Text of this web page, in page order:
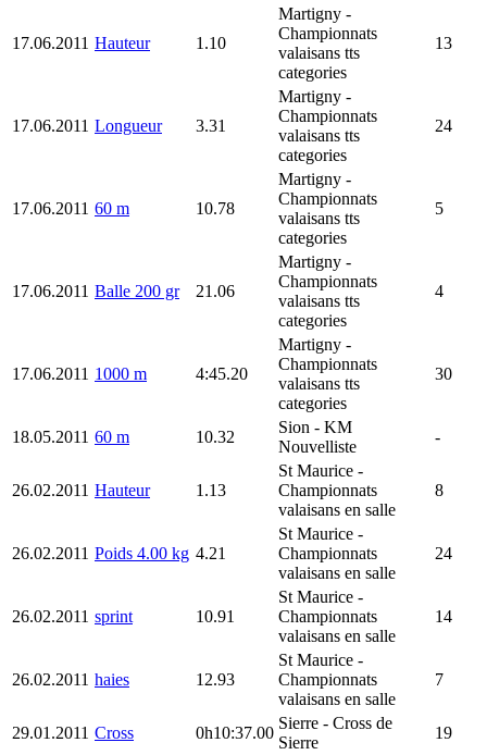
17.06.2011 Hauteur 1.10
Martigny -
Championnats
valaisans tts
categories
13
17.06.2011 Longueur 3.31
Martigny -
Championnats
valaisans tts
categories
24
17.06.2011 60 m 10.78
Martigny -
Championnats
valaisans tts
categories
5
17.06.2011 Balle 200 gr 21.06
Martigny -
Championnats
valaisans tts
categories
4
17.06.2011 1000 m 4:45.20
Martigny -
Championnats
valaisans tts
categories
30
18.05.2011 60 m 10.32
Sion - KM
Nouvelliste
-
26.02.2011 Hauteur 1.13
St Maurice -
Championnats
valaisans en salle
8
26.02.2011 Poids 4.00 kg 4.21
St Maurice -
Championnats
valaisans en salle
24
26.02.2011 sprint 10.91
St Maurice -
Championnats
valaisans en salle
14
26.02.2011 haies 12.93
St Maurice -
Championnats
valaisans en salle
7
29.01.2011 Cross 0h10:37.00
Sierre - Cross de
Sierre
19